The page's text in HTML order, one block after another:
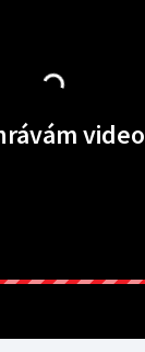
video